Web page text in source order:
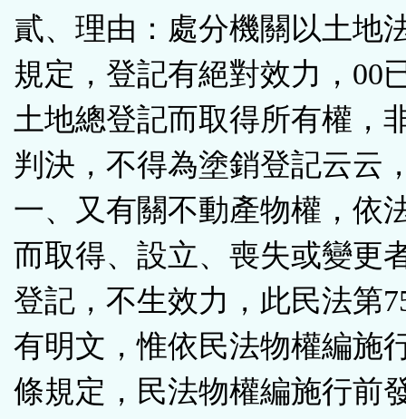
貳、理由：處分機關以土地
規定，登記有絕對效力，00
土地總登記而取得所有權，
判決，不得為塗銷登記云云
一、又有關不動產物權，依
而取得、設立、喪失或變更
登記，不生效力，此民法第
有明文，惟依民法物權編施
條規定，民法物權編施行前